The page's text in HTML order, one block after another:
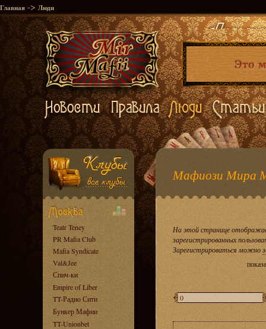
Главная -> Люди
Teatr Teney
PR Mafia Club
Mafia Syndicate
Val&Jee
Спич-ки
Empire of Liber
TT-Радио Сити
Бункер Мафии
TT-Unionbet
Мафиози Мира
На этой странице
зарегистрированных
Зарегистрироваться можно